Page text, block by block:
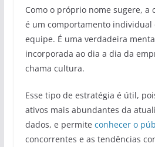
Como o próprio nome sugere, a
é um comportamento individual
equipe. É uma verdadeira
incorporada ao dia a dia da
chama cultura.
Esse tipo de estratégia é útil,
ativos mais abundantes da
dados, e permite conhecer o
concorrentes e as tendências